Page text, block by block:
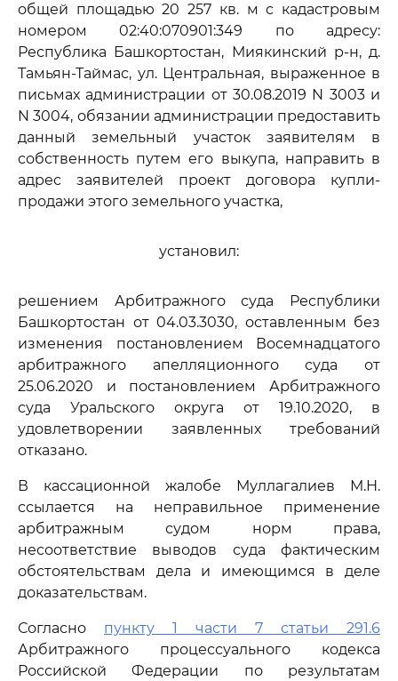
общей площадью 20 257 кв. м с кадастровым
номером 02:40:070901:349 по адресу:
Республика Башкортостан, Миякинский р-н, д.
Тамьян-Таймас, ул. Центральная, выраженное в
письмах администрации от 30.08.2019 N 3003 и
N 3004, обязании администрации предоставить
данный земельный участок заявителям в
собственность путем его выкупа, направить в
адрес заявителей проект договора купли-
продажи этого земельного участка,
установил:
решением Арбитражного суда Республики
Башкортостан от 04.03.3030, оставленным без
изменения постановлением Восемнадцатого
арбитражного апелляционного суда от
25.06.2020 и постановлением Арбитражного
суда Уральского округа от 19.10.2020, в
удовлетворении заявленных требований
отказано.
В кассационной жалобе Муллагалиев М.Н.
ссылается на неправильное применение
арбитражным судом норм права,
несоответствие выводов суда фактическим
обстоятельствам дела и имеющимся в деле
доказательствам.
Согласно пункту 1 части 7 статьи 291.6
Арбитражного процессуального кодекса
Российской Федерации по результатам